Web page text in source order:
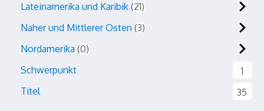
Lateinamerika und Karibik 21
Naher und Mittlerer Osten 3
Nordamerika 0
Schwerpunkt
1
Titel
35